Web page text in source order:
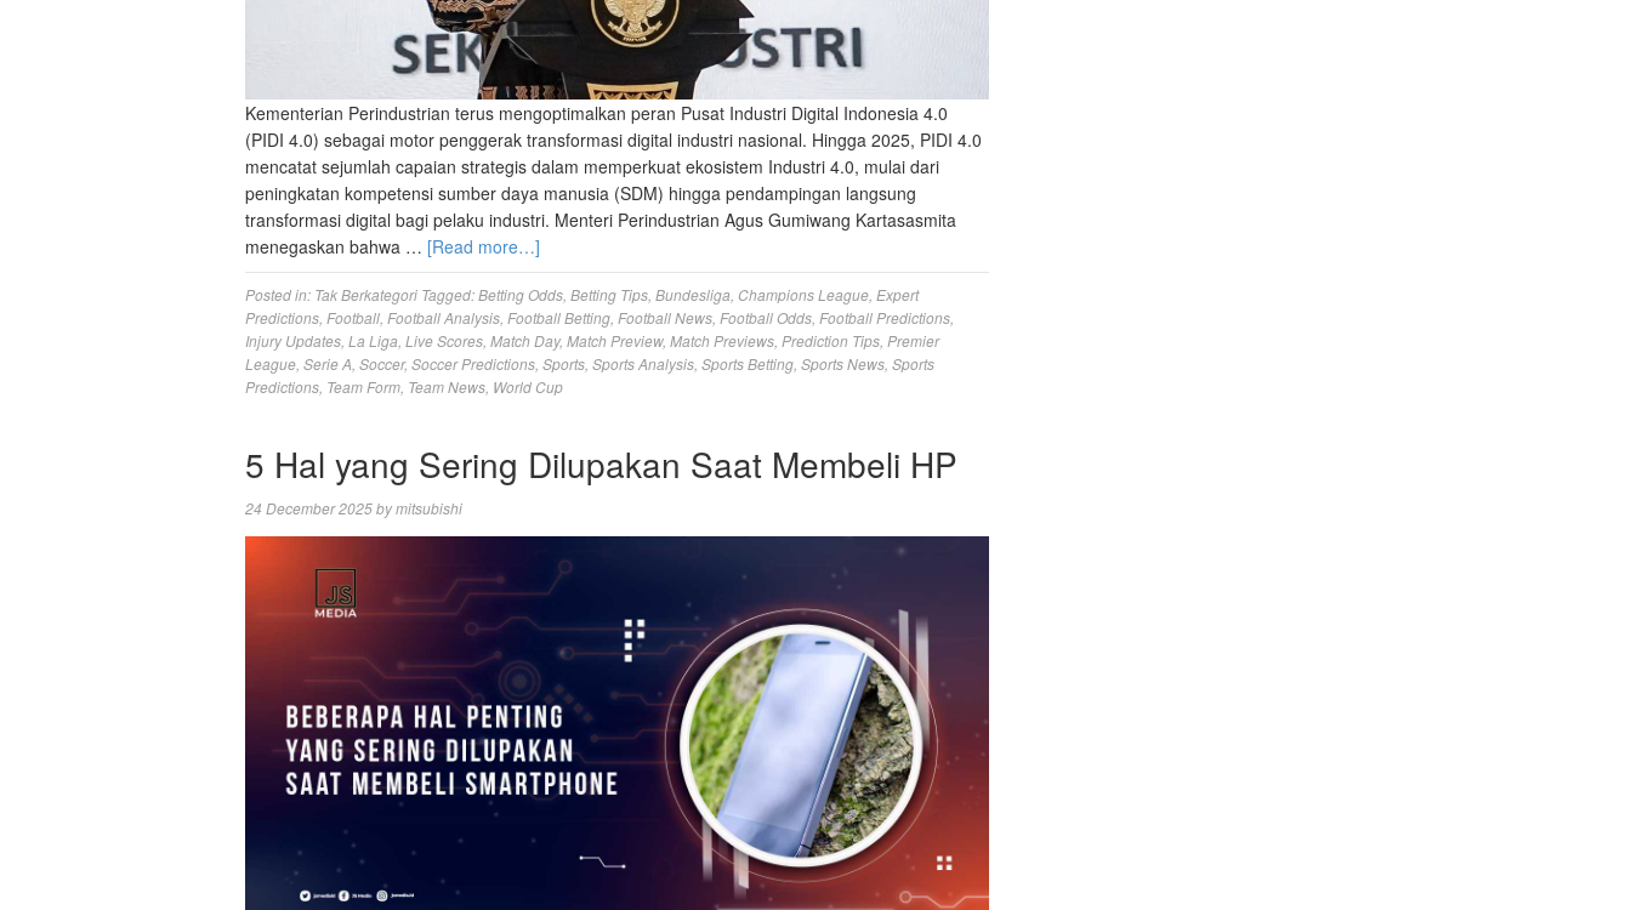
Kementerian Perindustrian terus mengoptimalkan peran Pusat Industri Digital Indonesia 4.0
(PIDI 4.0) sebagai motor penggerak transformasi digital industri nasional. Hingga 2025, PIDI 4.0
mencatat sejumlah capaian strategis dalam memperkuat ekosistem Industri 4.0, mulai dari
peningkatan kompetensi sumber daya manusia (SDM) hingga pendampingan langsung
transformasi digital bagi pelaku industri. Menteri Perindustrian Agus Gumiwang Kartasasmita
menegaskan bahwa … [Read more…]
Posted in: Tak Berkategori Tagged:Betting Odds Betting Tips Bundesliga Champions League Expert
Predictions Football Football Analysis Football Betting Football News Football Odds Football Predictions
Injury Updates La Liga Live Scores Match Day, Match Preview, Match Previews Prediction Tips Premier
League Serie A Soccer, Soccer Predictions Sports Sports Analysis Sports Betting Sports News Sports
Predictions Team Form Team News World Cup
5 Hal yang Sering Dilupakan Saat Membeli HP
24 December 2025bymitsubishi